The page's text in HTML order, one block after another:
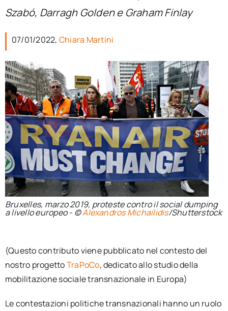
Newsletter
Ita
Szabó, Darragh Golden e Graham Finlay
07/01/2022, Chiara Martini
Bruxelles, marzo 2019, proteste contro il social dumping
a livello europeo - ©Alexandros Michailidis/Shutterstock
(Questo contributo viene pubblicato nel contesto del
nostro progettoTraPoCo, dedicato allo studio della
mobilitazione sociale transnazionale in Europa)
Le contestazioni politiche transnazionali hanno un ruolo